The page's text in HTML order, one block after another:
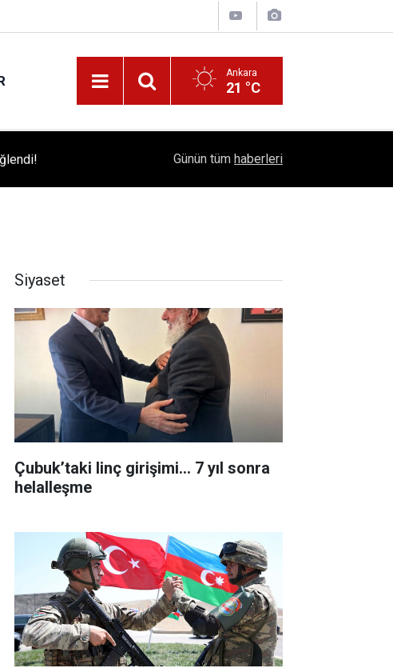
Ankara
21 °C
1504 Kep, Tek Bir Hedef: Bilim Kenti Çubuk
Günün tüm haberleri
Siyaset
Çubuk’taki linç girişimi... 7 yıl sonra
helalleşme